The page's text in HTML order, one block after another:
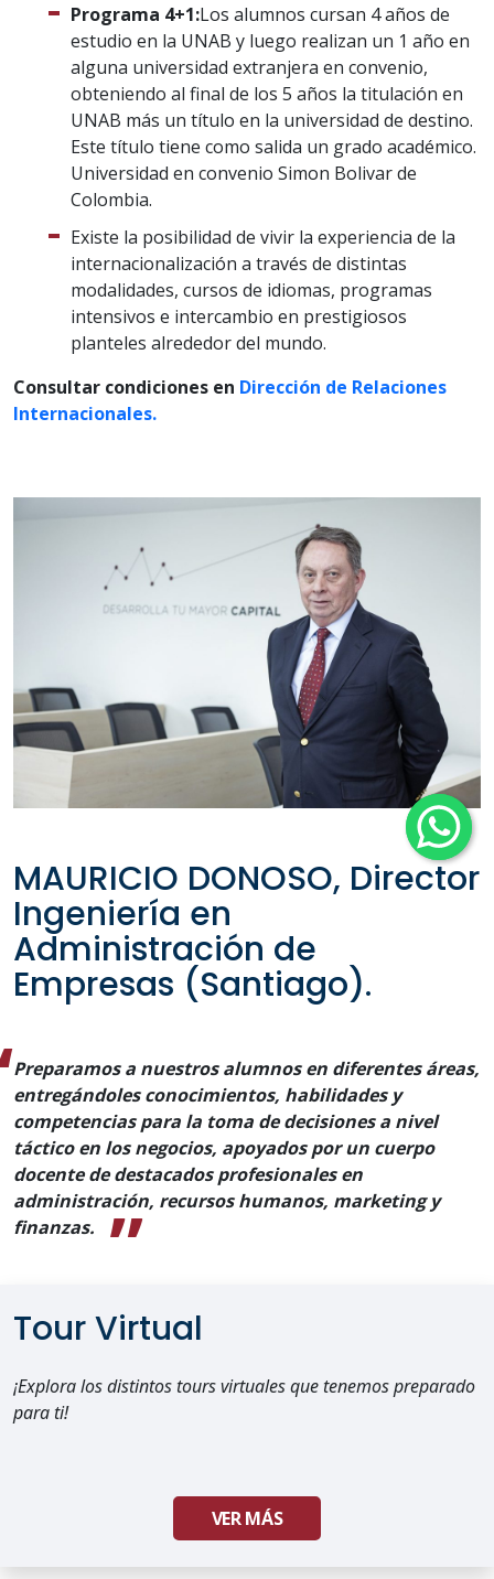
Programa 4+1:Los alumnos cursan 4 años de
estudio en la UNAB y luego realizan un 1 año en
alguna universidad extranjera en convenio,
obteniendo al final de los 5 años la titulación en
UNAB más un título en la universidad de destino.
Este título tiene como salida un grado académico.
Universidad en convenio Simon Bolivar de
Colombia.
Existe la posibilidad de vivir la experiencia de la
internacionalización a través de distintas
modalidades, cursos de idiomas, programas
intensivos e intercambio en prestigiosos
planteles alrededor del mundo.
Consultar condiciones en Dirección de Relaciones
Internacionales.
MAURICIO DONOSO, Director
Ingeniería en
Administración de
Empresas (Santiago).
Preparamos a nuestros alumnos en diferentes áreas,
entregándoles conocimientos, habilidades y
competencias para la toma de decisiones a nivel
táctico en los negocios, apoyados por un cuerpo
docente de destacados profesionales en
administración, recursos humanos, marketing y
finanzas.
Tour Virtual
¡Explora los distintos tours virtuales que tenemos preparado
para ti!
VER MÁS